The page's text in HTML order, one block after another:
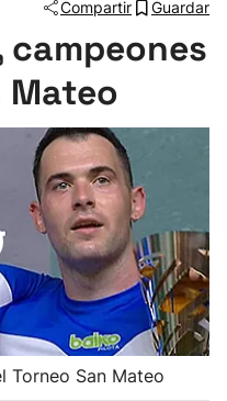
Compartir Guardar
Mateo
Torneo San Mateo